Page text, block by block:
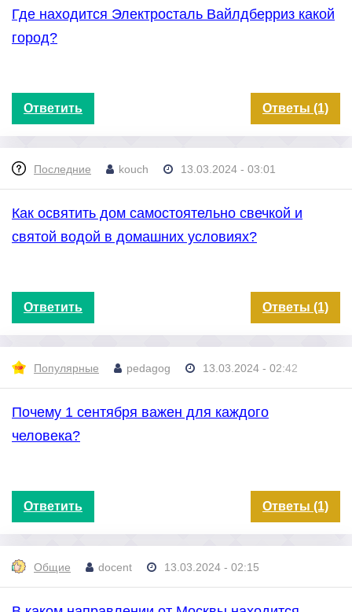
Где находится Электросталь Вайлдберриз какой
город?
Ответить Ответы (1)
Последние kouch 13.03.2024 - 03:01
Как освятить дом самостоятельно свечкой и
святой водой в домашних условиях?
Ответить Ответы (1)
Популярные pedagog 13.03.2024 - 02:42
Почему 1 сентября важен для каждого
человека?
Ответить Ответы (1)
Общие docent 13.03.2024 - 02:15